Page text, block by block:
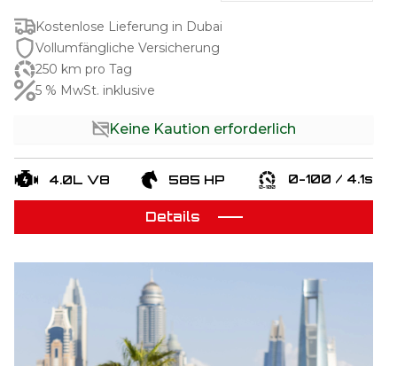
Kostenlose Lieferung in Dubai
Vollumfängliche Versicherung
250 km pro Tag
5 % MwSt. inklusive
Keine Kaution erforderlich
4.0L V8 585 HP 0-100 / 4.1s
Details